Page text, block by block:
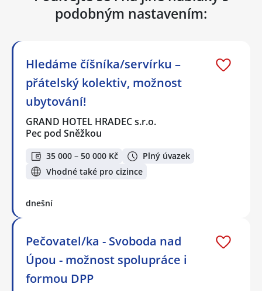
podobným nastavením:
Hledáme číšníka/servírku –
přátelský kolektiv, možnost
ubytování!
GRAND HOTEL HRADEC s.r.o.
Pec pod Sněžkou
35 000 – 50 000 Kč
Plný úvazek
Vhodné také pro cizince
dnešní
Pečovatel/ka - Svoboda nad
Úpou - možnost spolupráce i
formou DPP